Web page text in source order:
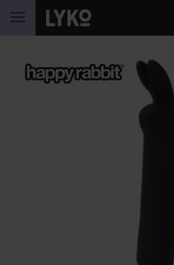
SIIRTYÄ JHK SISÄLTÖÖN
OHITA OSIO